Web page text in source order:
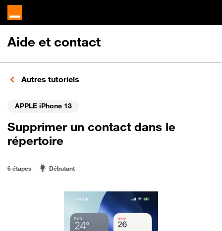
Aide et contact
Autres tutoriels
APPLE iPhone 13
Supprimer un contact dans le
répertoire
6 étapes Débutant